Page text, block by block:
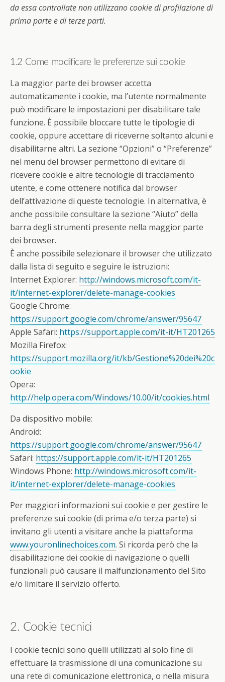
da essa controllate non utilizzano cookie di profilazione di
prima parte e di terze parti.
1.2 Come modificare le preferenze sui cookie
La maggior parte dei browser accetta
automaticamente i cookie, ma l’utente normalmente
può modificare le impostazioni per disabilitare tale
funzione. È possibile bloccare tutte le tipologie di
cookie, oppure accettare di riceverne soltanto alcuni e
disabilitarne altri. La sezione “Opzioni” o “Preferenze”
nel menu del browser permettono di evitare di
ricevere cookie e altre tecnologie di tracciamento
utente, e come ottenere notifica dal browser
dell’attivazione di queste tecnologie. In alternativa, è
anche possibile consultare la sezione “Aiuto” della
barra degli strumenti presente nella maggior parte
dei browser.
È anche possibile selezionare il browser che utilizzato
dalla lista di seguito e seguire le istruzioni:
Internet Explorer: http://windows.microsoft.com/it-
it/internet-explorer/delete-manage-cookies
Google Chrome:
https://support.google.com/chrome/answer/95647
Apple Safari: https://support.apple.com/it-it/HT201265
Mozilla Firefox:
https://support.mozilla.org/it/kb/Gestione%20dei%20c
ookie
Opera:
http://help.opera.com/Windows/10.00/it/cookies.html
Da dispositivo mobile:
Android:
https://support.google.com/chrome/answer/95647
Safari: https://support.apple.com/it-it/HT201265
Windows Phone: http://windows.microsoft.com/it-
it/internet-explorer/delete-manage-cookies
Per maggiori informazioni sui cookie e per gestire le
preferenze sui cookie (di prima e/o terza parte) si
invitano gli utenti a visitare anche la piattaforma
www.youronlinechoices.com. Si ricorda però che la
disabilitazione dei cookie di navigazione o quelli
funzionali può causare il malfunzionamento del Sito
e/o limitare il servizio offerto.
2. Cookie tecnici
I cookie tecnici sono quelli utilizzati al solo fine di
effettuare la trasmissione di una comunicazione su
una rete di comunicazione elettronica, o nella misura